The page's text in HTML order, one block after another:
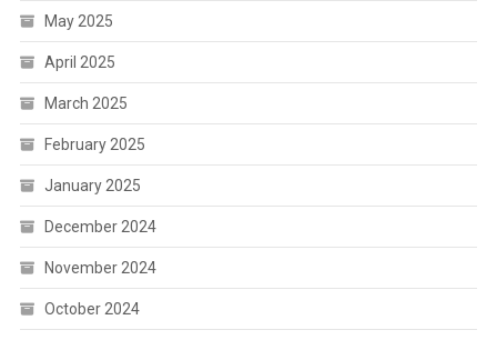
May 2025
April 2025
March 2025
February 2025
January 2025
December 2024
November 2024
October 2024